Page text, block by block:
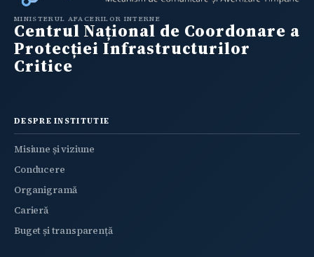
MINISTERUL AFACERILOR INTERNE
Centrul Național de Coordonare a
Protecției Infrastructurilor
Critice
DESPRE INSTITUTIE
Misiune și viziune
Conducere
Organigramă
Carieră
Buget și transparență